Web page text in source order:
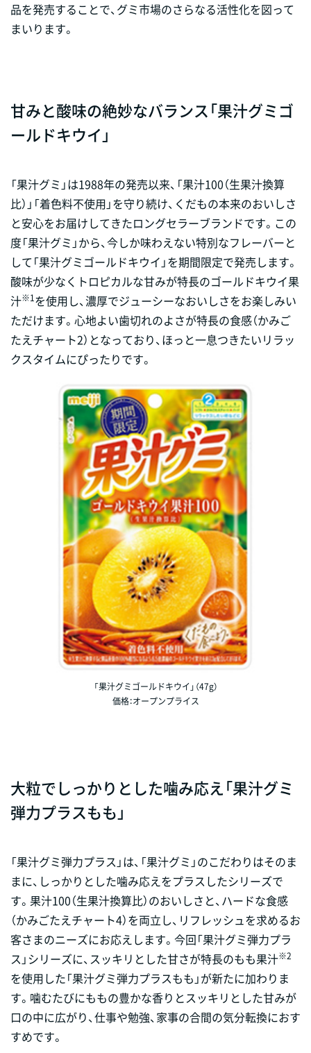
品を発売することで、グミ市場のさらなる活性化を図って
まいります。
甘みと酸味の絶妙なバランス「果汁グミゴ
ールドキウイ」
「果汁グミ」は1988年の発売以来、「果汁100（生果汁換算
比）」「着色料不使用」を守り続け、くだもの本来のおいしさ
と安心をお届けしてきたロングセラーブランドです。この
度「果汁グミ」から、今しか味わえない特別なフレーバーと
して「果汁グミゴールドキウイ」を期間限定で発売します。
酸味が少なくトロピカルな甘みが特長のゴールドキウイ果
汁※1を使用し、濃厚でジューシーなおいしさをお楽しみい
ただけます。心地よい歯切れのよさが特長の食感（かみご
たえチャート2）となっており、ほっと一息つきたいリラッ
クスタイムにぴったりです。
「果汁グミゴールドキウイ」（47g）
価格：オープンプライス
大粒でしっかりとした噛み応え「果汁グミ
弾力プラスもも」
「果汁グミ弾力プラス」は、「果汁グミ」のこだわりはそのま
まに、しっかりとした噛み応えをプラスしたシリーズで
す。果汁100（生果汁換算比）のおいしさと、ハードな食感
（かみごたえチャート4）を両立し、リフレッシュを求めるお
客さまのニーズにお応えします。今回「果汁グミ弾力プラ
ス」シリーズに、スッキリとした甘さが特長のもも果汁※2
を使用した「果汁グミ弾力プラスもも」が新たに加わりま
す。噛むたびにももの豊かな香りとスッキリとした甘みが
口の中に広がり、仕事や勉強、家事の合間の気分転換におす
すめです。